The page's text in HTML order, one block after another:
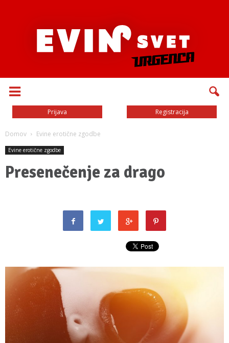
Prijava Registracija
Domov Evine erotične zgodbe
Evine erotične zgodbe
Presenečenje za drago